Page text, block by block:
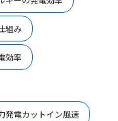
組み
効率
発電カットイン風速